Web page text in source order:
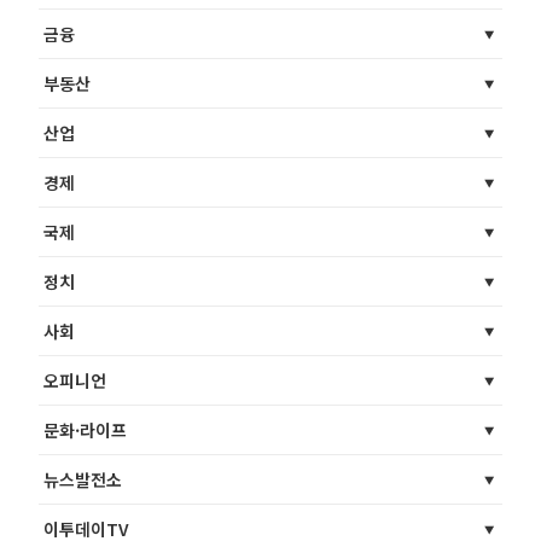
금융
부동산
산업
경제
국제
정치
사회
오피니언
문화·라이프
뉴스발전소
이투데이TV